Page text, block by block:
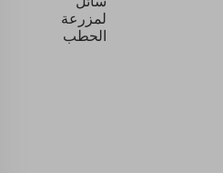
لمزرعة
الحطب